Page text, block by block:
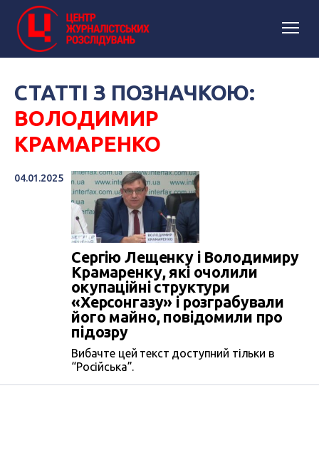
СТАТТІ З ПОЗНАЧКОЮ:
ВОЛОДИМИР
КРАМАРЕНКО
04.01.2025
Сергію Лещенку і Володимиру
Крамаренку, які очолили
окупаційні структури
«Херсонгазу» і розграбували
його майно, повідомили про
підозру
Вибачте цей текст доступний тільки в
“Російська”.